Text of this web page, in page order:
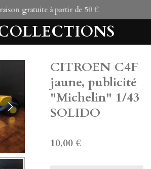
gratuite à partir de 50 €
CITROEN C4F
jaune, publicité
"Michelin" 1/43
SOLIDO
10,00 €